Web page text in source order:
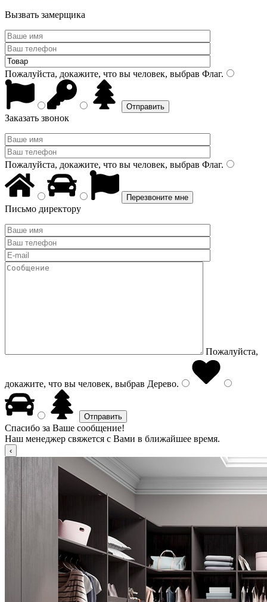
Вызвать замерщика
Пожалуйста, докажите, что вы человек, выбрав Флаг.
Заказать звонок
Пожалуйста, докажите, что вы человек, выбрав Флаг.
Письмо директору
Пожалуйста,
докажите, что вы человек, выбрав Дерево.
Спасибо за Ваше сообщение!
Наш менеджер свяжется с Вами в ближайшее время.